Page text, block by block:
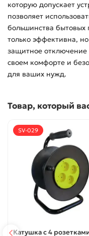
которую допускает
позволяет
большинства
только эффективна,
защитное отключение
своем комфорте и
для ваших нужд.
Товар, который
SV-029
Катушка с 4